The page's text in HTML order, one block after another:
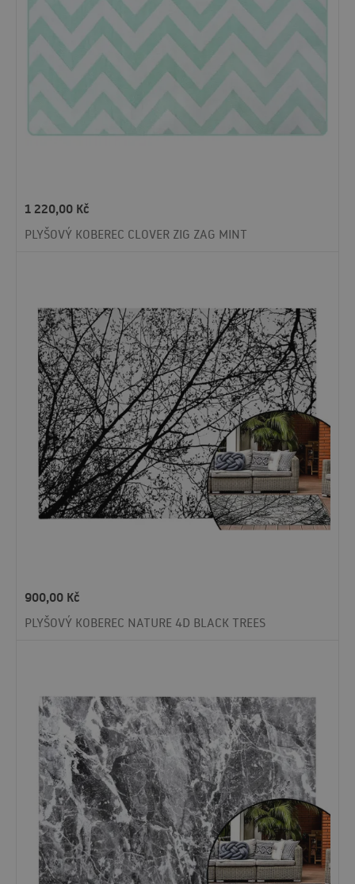
1 220,00 Kč
PLYŠOVÝ KOBEREC CLOVER ZIG ZAG MINT
900,00 Kč
PLYŠOVÝ KOBEREC NATURE 4D BLACK TREES